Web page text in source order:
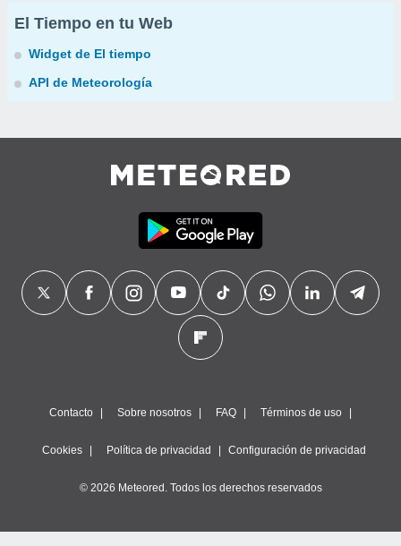
El Tiempo en tu Web
Widget de El tiempo
API de Meteorología
Contacto Sobre nosotros FAQ Términos de uso
Cookies Política de privacidad Configuración de privacidad
© 2026 Meteored. Todos los derechos reservados